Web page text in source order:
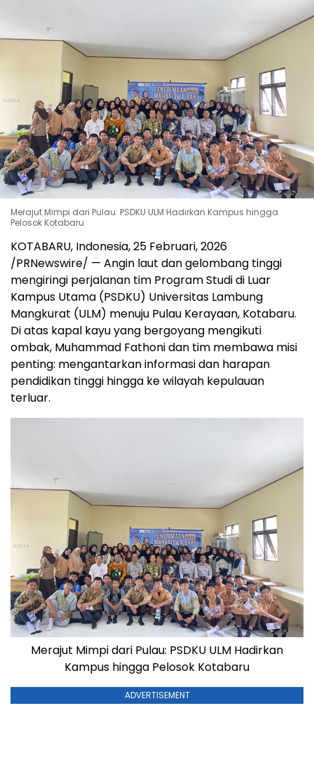
Merajut Mimpi dari Pulau: PSDKU ULM Hadirkan Kampus hingga
Pelosok Kotabaru
KOTABARU, Indonesia, 25 Februari, 2026
/PRNewswire/ — Angin laut dan gelombang tinggi
mengiringi perjalanan tim Program Studi di Luar
Kampus Utama (PSDKU) Universitas Lambung
Mangkurat (ULM) menuju Pulau Kerayaan, Kotabaru.
Di atas kapal kayu yang bergoyang mengikuti
ombak, Muhammad Fathoni dan tim membawa misi
penting: mengantarkan informasi dan harapan
pendidikan tinggi hingga ke wilayah kepulauan
terluar.
Merajut Mimpi dari Pulau: PSDKU ULM Hadirkan
Kampus hingga Pelosok Kotabaru
ADVERTISEMENT